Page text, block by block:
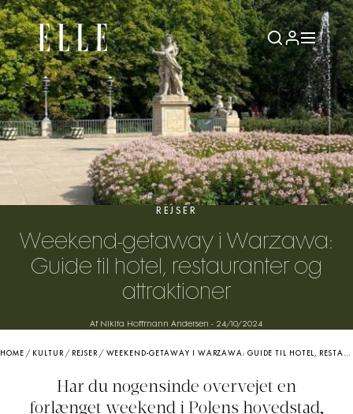
REJSER
Weekend-getaway i Warzawa:
Guide til hotel, restauranter og
attraktioner
Af Nikita Hoffmann Andersen - 24/10/2024
HOME / KULTUR / REJSER / WEEKEND-GETAWAY I WARZAWA: GUIDE TIL HOTEL, RESTAURANTER OG ATTRAKTIONER
Har du nogensinde overvejet en
forlænget weekend i Polens hovedstad,